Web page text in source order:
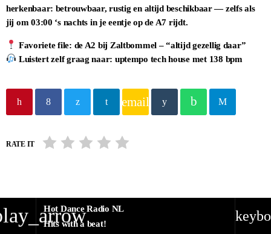
Hot Dance Radio NL
Hits with a beat!
herkenbaar: betrouwbaar, rustig en altijd beschikbaar — zelfs als
jij om 03:00 ‘s nachts in je eentje op de A7 rijdt.
Favoriete file: de A2 bij Zaltbommel – “altijd gezellig daar”
Luistert zelf graag naar: uptempo tech house met 138 bpm
email
RATE IT